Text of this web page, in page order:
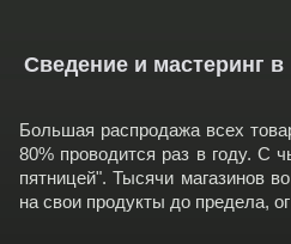
Сведение и мастеринг
Большая распродажа всех
80% проводится раз в году. С
пятницей". Тысячи магазинов
на свои продукты до предела,